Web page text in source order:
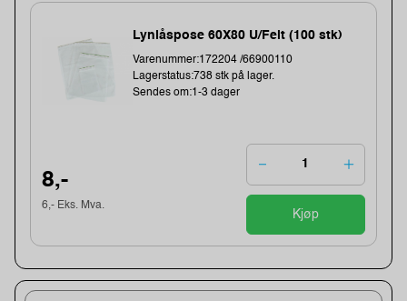
Lynlåspose 60X80 U/Felt (100 stk)
Varenummer:172204 /66900110
Lagerstatus:738 stk på lager.
Sendes om:1-3 dager
8,-
6,- Eks. Mva.
Kjøp